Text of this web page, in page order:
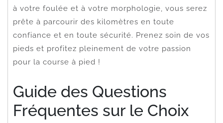
à votre foulée et à votre morphologie, vous serez
prête à parcourir des kilomètres en toute
confiance et en toute sécurité. Prenez soin de vos
pieds et profitez pleinement de votre passion
pour la course à pied !
Guide des Questions
Fréquentes sur le Choix